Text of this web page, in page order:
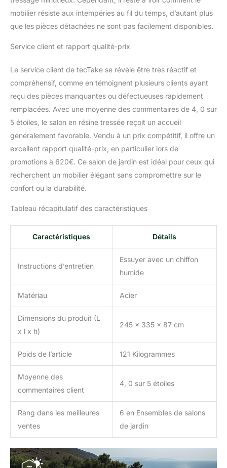
PLAQUES DE VERRE
INCLUSES: La housse
protège votre ensemble
contre les intempéries et
la poussière entre les
repose sur 4 plaques de
verre de sécurité,
complète avec manuel
de montage illustré.
mobilier résiste aux intempéries au fil du temps, d’autant plus
que les pièces détachées ne sont pas facilement disponibles.
Service client et rapport qualité-prix
Le service client de tecTake se révèle être très réactif et
compréhensif, comme en témoignent plusieurs clients ayant
reçu des pièces manquantes ou défectueuses rapidement
remplacées. Avec une moyenne des commentaires de 4, 0 sur
5 étoiles, le salon en résine tressée reçoit un accueil
généralement favorable. Vendu à un prix compétitif, il offre un
excellent rapport qualité-prix, en particulier lors de
promotions à 620€. Ce salon de jardin est idéal pour ceux qui
recherchent un mobilier élégant sans compromettre sur le
confort ou la durabilité.
Tableau récapitulatif des caractéristiques
Caractéristiques Détails
Instructions d’entretien
Essuyer avec un chiffon
humide
Matériau Acier
Dimensions du produit (L
x l x h)
245 x 335 x 87 cm
Poids de l’article 121 Kilogrammes
Moyenne des
commentaires client
4, 0 sur 5 étoiles
Rang dans les meilleures
ventes
6 en Ensembles de salons
de jardin